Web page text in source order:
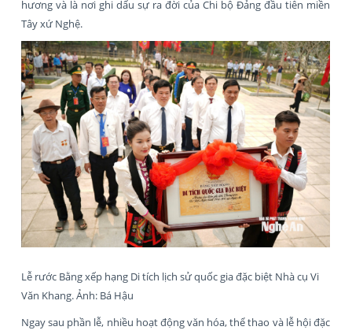
hương và là nơi ghi dấu sự ra đời của Chi bộ Đảng đầu tiên miền
Tây xứ Nghệ.
Lễ rước Bằng xếp hạng Di tích lịch sử quốc gia đặc biệt Nhà cụ Vi
Văn Khang. Ảnh: Bá Hậu
Ngay sau phần lễ, nhiều hoạt động văn hóa, thể thao và lễ hội đặc